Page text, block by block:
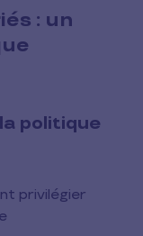
: un
politique
privilégier